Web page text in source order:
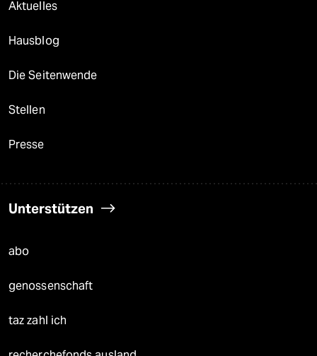
Aktuelles
Hausblog
Die Seitenwende
Stellen
Presse
Unterstützen
abo
genossenschaft
taz zahl ich